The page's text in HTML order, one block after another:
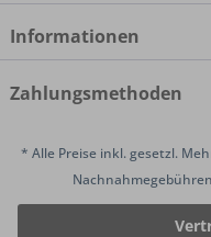
Informationen
Zahlungsmethoden
* Alle Preise inkl. gesetzl.